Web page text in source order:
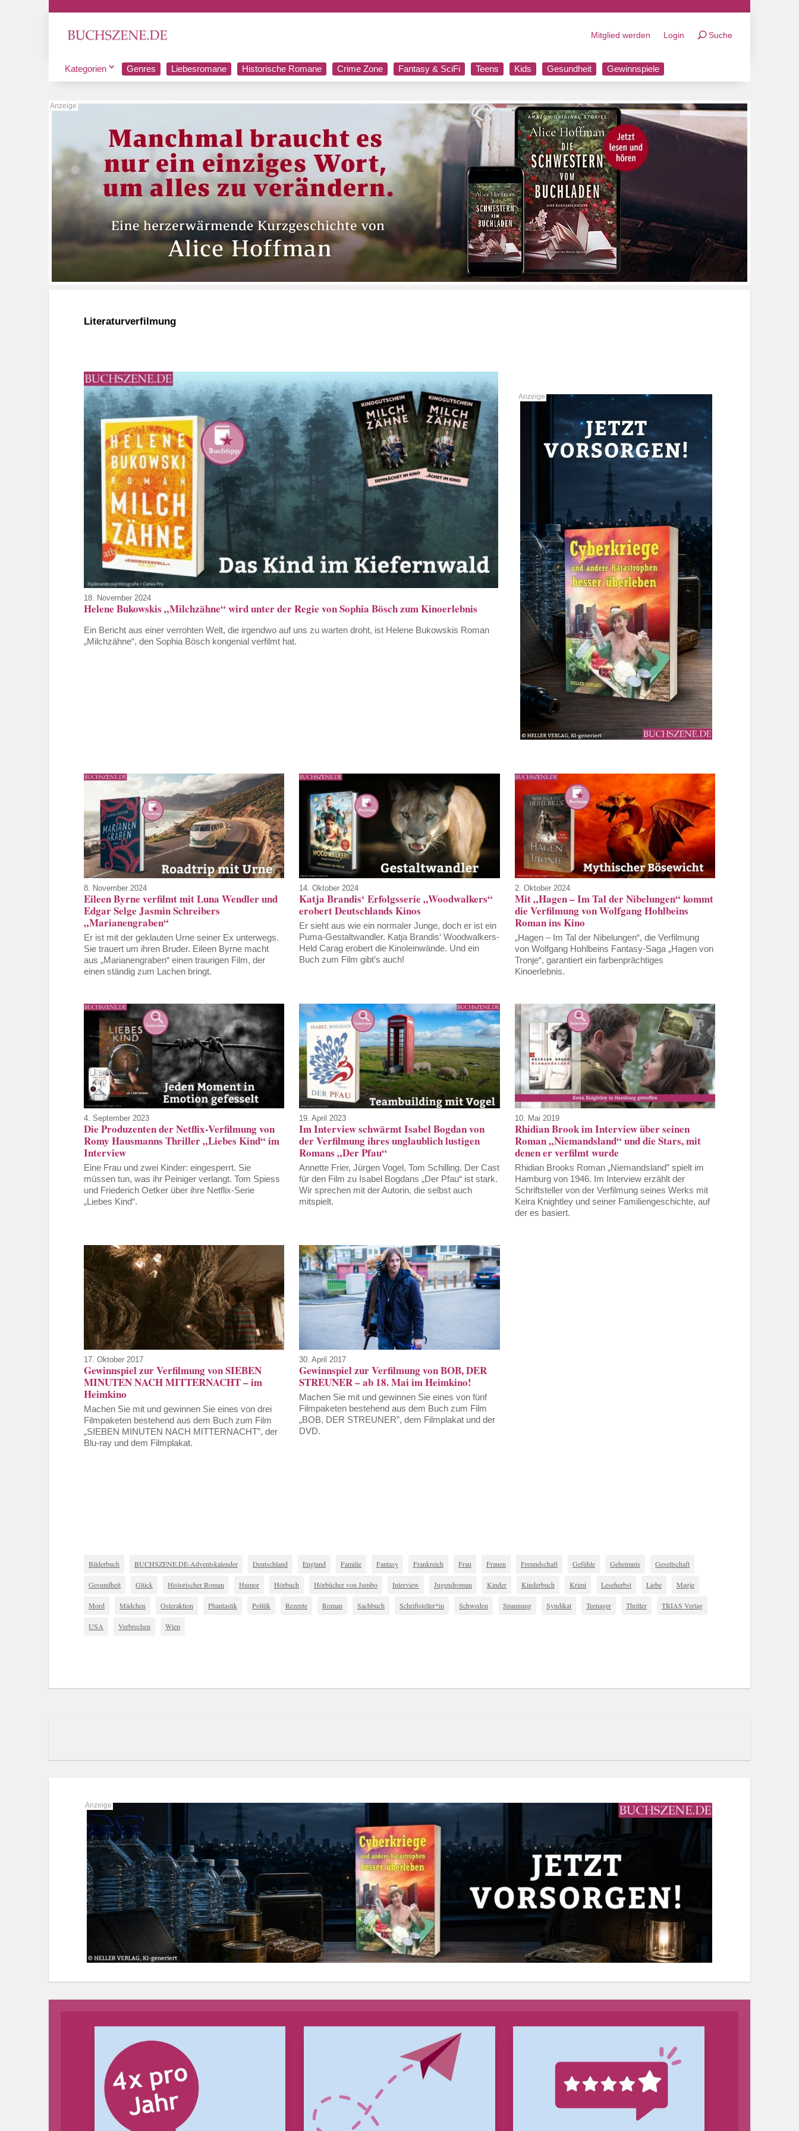
Mitglied werden Login Suche
Kategorien Genres Liebesromane Historische Romane Crime Zone Fantasy & SciFi Teens Kids Gesundheit Gewinnspiele
Literaturverfilmung
18. November 2024
Helene Bukowskis „Milchzähne“ wird unter der Regie von Sophia Bösch zum Kinoerlebnis
Ein Bericht aus einer verrohten Welt, die irgendwo auf uns zu warten droht, ist Helene Bukowskis Roman
„Milchzähne“, den Sophia Bösch kongenial verfilmt hat.
8. November 2024
Eileen Byrne verfilmt mit Luna Wendler und
Edgar Selge Jasmin Schreibers
„Marianengraben“
Er ist mit der geklauten Urne seiner Ex unterwegs.
Sie trauert um ihren Bruder. Eileen Byrne macht
aus „Marianengraben“ einen traurigen Film, der
einen ständig zum Lachen bringt.
14. Oktober 2024
Katja Brandis‘ Erfolgsserie „Woodwalkers“
erobert Deutschlands Kinos
Er sieht aus wie ein normaler Junge, doch er ist ein
Puma-Gestaltwandler. Katja Brandis‘ Woodwalkers-
Held Carag erobert die Kinoleinwände. Und ein
Buch zum Film gibt’s auch!
2. Oktober 2024
Mit „Hagen – Im Tal der Nibelungen“ kommt
die Verfilmung von Wolfgang Hohlbeins
Roman ins Kino
„Hagen – Im Tal der Nibelungen“, die Verfilmung
von Wolfgang Hohlbeins Fantasy-Saga „Hagen von
Tronje“, garantiert ein farbenprächtiges
Kinoerlebnis.
4. September 2023
Die Produzenten der Netflix-Verfilmung von
Romy Hausmanns Thriller „Liebes Kind“ im
Interview
Eine Frau und zwei Kinder: eingesperrt. Sie
müssen tun, was ihr Peiniger verlangt. Tom Spiess
und Friederich Oetker über ihre Netflix-Serie
„Liebes Kind“.
19. April 2023
Im Interview schwärmt Isabel Bogdan von
der Verfilmung ihres unglaublich lustigen
Romans „Der Pfau“
Annette Frier, Jürgen Vogel, Tom Schilling. Der Cast
für den Film zu Isabel Bogdans „Der Pfau“ ist stark.
Wir sprechen mit der Autorin, die selbst auch
mitspielt.
10. Mai 2019
Rhidian Brook im Interview über seinen
Roman „Niemandsland“ und die Stars, mit
denen er verfilmt wurde
Rhidian Brooks Roman „Niemandsland” spielt im
Hamburg von 1946. Im Interview erzählt der
Schriftsteller von der Verfilmung seines Werks mit
Keira Knightley und seiner Familiengeschichte, auf
der es basiert.
17. Oktober 2017
Gewinnspiel zur Verfilmung von SIEBEN
MINUTEN NACH MITTERNACHT – im
Heimkino
Machen Sie mit und gewinnen Sie eines von drei
Filmpaketen bestehend aus dem Buch zum Film
„SIEBEN MINUTEN NACH MITTERNACHT”, der
Blu-ray und dem Filmplakat.
30. April 2017
Gewinnspiel zur Verfilmung von BOB, DER
STREUNER – ab 18. Mai im Heimkino!
Machen Sie mit und gewinnen Sie eines von fünf
Filmpaketen bestehend aus dem Buch zum Film
„BOB, DER STREUNER”, dem Filmplakat und der
DVD.
Bilderbuch BUCHSZENE.DE-Adventskalender Deutschland England Familie Fantasy Frankreich Frau Frauen Freundschaft Gefühle Geheimnis Gesellschaft
Gesundheit Glück Historischer Roman Humor Hörbuch Hörbücher von Jumbo Interview Jugendroman Kinder Kinderbuch Krimi Leseherbst Liebe Magie
Mord Mädchen Osteraktion Phantastik Politik Rezepte Roman Sachbuch Schriftsteller*in Schweden Spannung Syndikat Teenager Thriller TRIAS Verlag
USA Verbrechen Wien